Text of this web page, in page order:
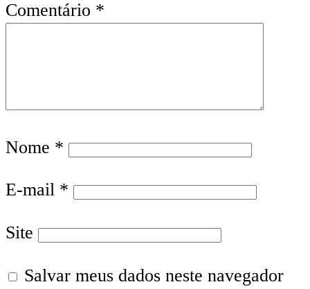
Comentário *
Nome *
E-mail *
Site
Salvar meus dados neste navegador